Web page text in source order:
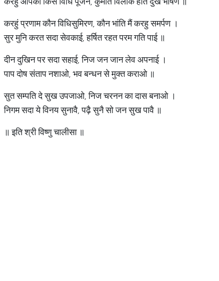
करहुं प्रणाम कौन विधिसुमिरण, कौन भांति मैं करहु समर्पण ।
सुर मुनि करत सदा सेवकाई, हर्षित रहत परम गति पाई ॥
दीन दुखिन पर सदा सहाई, निज जन जान लेव अपनाई ।
पाप दोष संताप नशाओ, भव बन्धन से मुक्त कराओ ॥
सुत सम्पति दे सुख उपजाओ, निज चरनन का दास बनाओ ।
निगम सदा ये विनय सुनावै, पढ़ै सुनै सो जन सुख पावै ॥
॥ इति श्री विष्णु चालीसा ॥